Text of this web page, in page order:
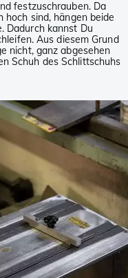
festzuschrauben. Da
hoch sind, hängen beide
Dadurch kannst Du
Aus diesem Grund
nicht, ganz abgesehen
Schuh des Schlittschuhs